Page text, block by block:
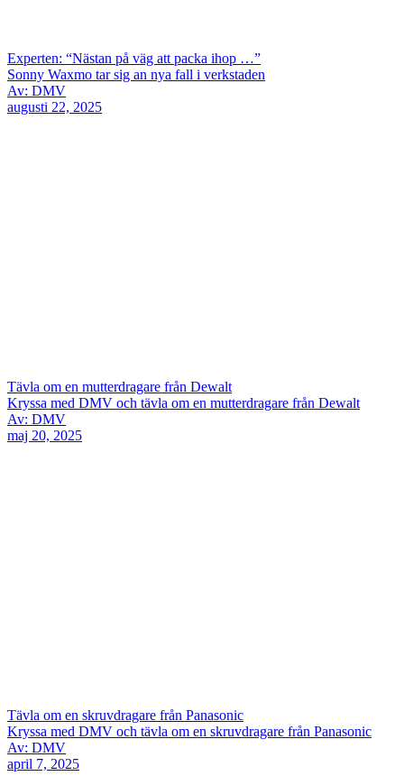
Experten: “Nästan på väg att packa ihop …”
Sonny Waxmo tar sig an nya fall i verkstaden
Av: DMV
augusti 22, 2025
Tävla om en mutterdragare från Dewalt
Kryssa med DMV och tävla om en mutterdragare från Dewalt
Av: DMV
maj 20, 2025
Tävla om en skruvdragare från Panasonic
Kryssa med DMV och tävla om en skruvdragare från Panasonic
Av: DMV
april 7, 2025